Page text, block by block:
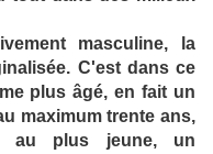
masculine, la
C'est dans ce
plus âgé, en fait un
maximum trente ans,
au plus jeune, un